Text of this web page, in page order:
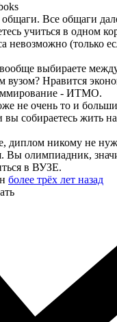
Все общаги
учиться в одном
невозможно (только
выбираете
вузом? Нравится
- ИТМО.
не очень то и
вы собираетесь жить
диплом никому не
Вы олимпиадник,
в ВУЗЕ.
более трёх лет назад